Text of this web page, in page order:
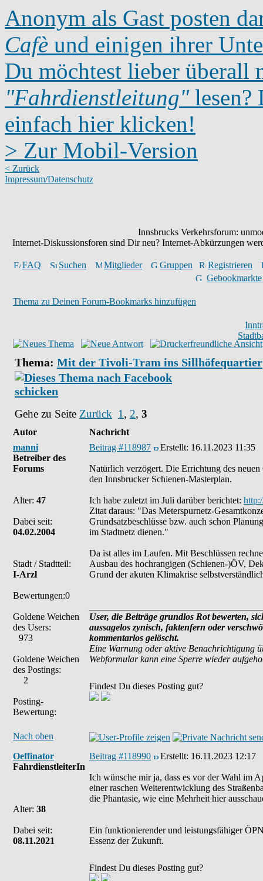
Anonym als Gast posten
Cafè und einigen ihrer
Du möchtest lieber überall
"Fahrdienstleitung"lesen?
einfach hier klicken!
> Zur Mobil-Version
< Zurück
Impressum/Datenschutz
Innsbrucks Verkehrsforum:
Internet-Diskussionsforen sind Dir neu? Internet-Abkürzungen
FAQ Suchen Mitglieder Gruppen
Registrieren
Thema zu Deinen Forum-Bookmarks hinzufügen
Thema: Mit der Tivoli-Tram ins Sillhöfequartier
Gehe zu Seite Zurück 1 , 2, 3
Autor
Nachricht
manni
Betreiber des
Forums
Alter: 47
Dabei seit:
04.02.2004
Stadt / Stadtteil:
I-Arzl
Bewertungen:0
Goldene Weichen
des Users:
973
Goldene Weichen
des Postings:
2
Posting-
Bewertung:
Beitrag #118987 Erstellt: 16.11.2023 11:35
Natürlich verzögert. Die Errichtung des
den Innsbrucker Schienen-Masterplan.
Ich habe zuletzt im Juli darüber berichtet:
Zitat daraus: "Das Meterspurnetz-
Grundsatzbeschlüsse bzw. auch schon
im Stadtnetz dienen."
Da ist alles im Laufen. Mit Beschlüssen
Ausbau des hochrangigen (Schienen-)ÖV,
Grund der akuten Klimakrise
User, die Beiträge grundlos Rot bewerten,
aussagelos zynisch, faktenfern oder
kommentarlos gelöscht.
Eine Warnung oder aktive Benachrichtigung
Webformular kann eine Sperre wieder
Findest Du dieses Posting gut?
Nach oben
Oeffinator
FahrdienstleiterIn
Alter: 38
Dabei seit:
08.11.2021
Beitrag #118990 Erstellt: 16.11.2023 12:17
Ich wünsche mir ja, dass es vor der Wahl im
einer raschen Weiterentwicklung des
die Phantasie, wie eine Mehrheit hier
Ein funktionierender und leistungsfähiger
Essenz der Zukunft.
Findest Du dieses Posting gut?